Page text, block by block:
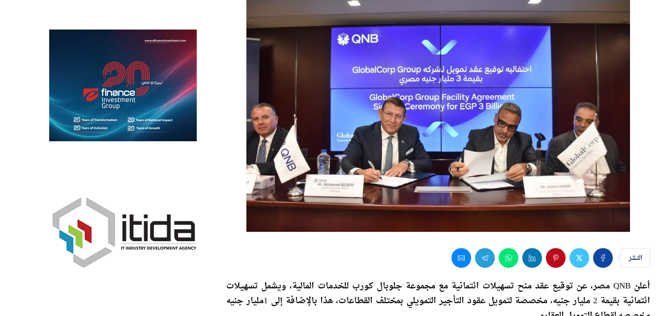
أعلن QNB مصر، عن توقيع عقد منح تسهيلات ائتمانية مع مجموعة جلوبال كورب للخدمات المالية، ويشمل تسهيلات
ائتمانية بقيمة 2 مليار جنيه، مخصصة لتمويل عقود التأجير التمويلي بمختلف القطاعات، هذا بالإضافة إلى 1مليار جنيه
مخصصه لقطاع التمويل العقاري.